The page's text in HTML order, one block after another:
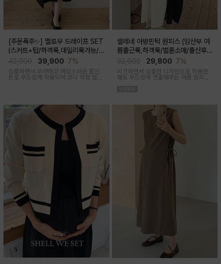
[주문폭주✨] 멜로우 드레이프 SET
(스커트+탑/하객룩,데일리룩가능/
임산부,출산후 착용가능)
39,900 7%
심플하면서 우아하고 여성스러운 포인
트로 무드있게 착용되어 코디 걱정 없는
셀레네 아방핀턱 원피스 (임산부 여
름출근룩,하객룩/벌룬소매/출산후
29,800 7%
시크하면서 심플한 디자인으로 착용만
해도 무드있게 연출해주는 여름 원피스